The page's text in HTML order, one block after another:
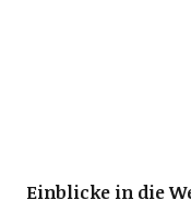
Einblicke in die